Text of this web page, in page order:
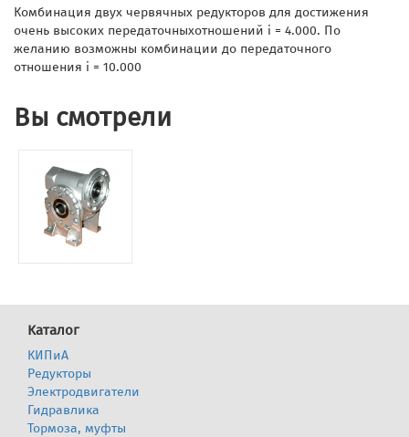
Комбинация двух червячных редукторов для достижения
очень высоких передаточныхотношений i = 4.000. По
желанию возможны комбинации до передаточного
отношения i = 10.000
Вы смотрели
Каталог
КИПиА
Редукторы
Электродвигатели
Гидравлика
Тормоза, муфты